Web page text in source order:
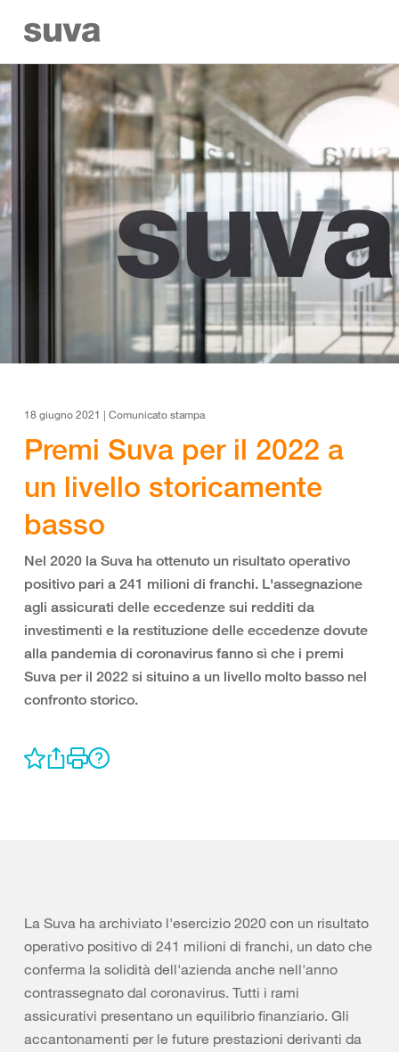
18 giugno 2021 | Comunicato stampa
Premi Suva per il 2022 a
un livello storicamente
basso
Nel 2020 la Suva ha ottenuto un risultato operativo
positivo pari a 241 milioni di franchi. L'assegnazione
agli assicurati delle eccedenze sui redditi da
investimenti e la restituzione delle eccedenze dovute
alla pandemia di coronavirus fanno sì che i premi
Suva per il 2022 si situino a un livello molto basso nel
confronto storico.
La Suva ha archiviato l'esercizio 2020 con un risultato
operativo positivo di 241 milioni di franchi, un dato che
conferma la solidità dell'azienda anche nell'anno
contrassegnato dal coronavirus. Tutti i rami
assicurativi presentano un equilibrio finanziario. Gli
accantonamenti per le future prestazioni derivanti da